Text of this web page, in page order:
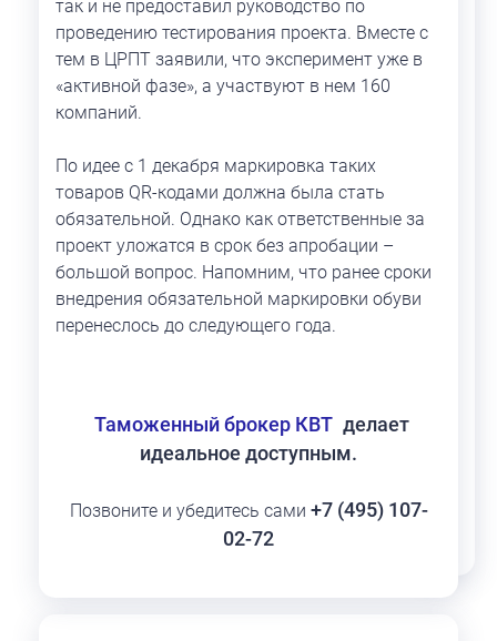
так и не предоставил руководство по
проведению тестирования проекта. Вместе с
тем в ЦРПТ заявили, что эксперимент уже в
«активной фазе», а участвуют в нем 160
компаний.
По идее с 1 декабря маркировка таких
товаров QR-кодами должна была стать
обязательной. Однако как ответственные за
проект уложатся в срок без апробации –
большой вопрос. Напомним, что ранее сроки
внедрения обязательной маркировки обуви
перенеслось до следующего года.
Таможенный брокер КВТ делает
идеальное доступным.
Позвоните и убедитесь сами +7 (495) 107-
02-72